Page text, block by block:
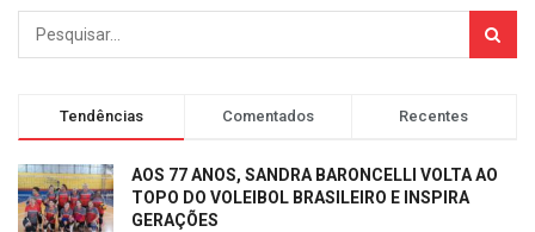
Tendências Comentados Recentes
AOS 77 ANOS, SANDRA BARONCELLI VOLTA AO
TOPO DO VOLEIBOL BRASILEIRO E INSPIRA
GERAÇÕES